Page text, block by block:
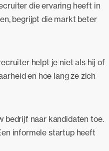
die ervaring heeft in
begrijpt die markt beter
helpt je niet als hij of
en hoe lang ze zich
bedrijf naar kandidaten toe.
informele startup heeft